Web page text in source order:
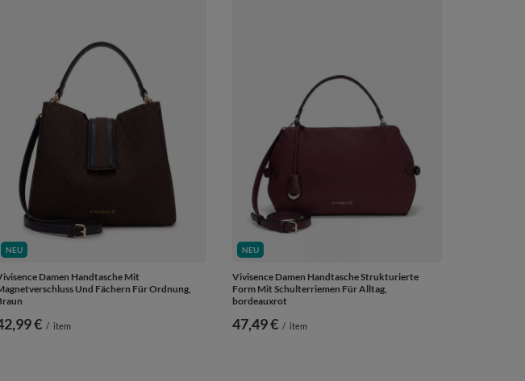
NEU
Damen Handtasche Mit
Und Fächern Für Ordnung,
€ / item
NEU
Vivisence Damen Handtasche Strukturierte
Form Mit Schulterriemen Für Alltag,
bordeauxrot
47,49 € / item